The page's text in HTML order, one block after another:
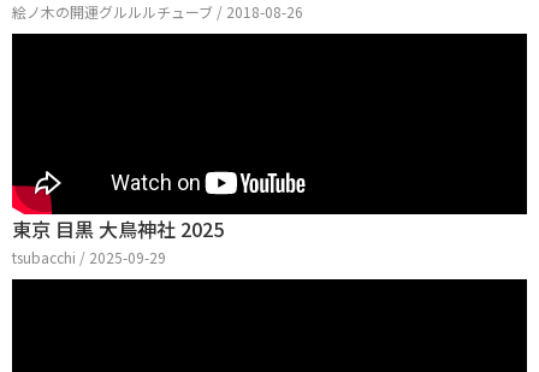
絵ノ木の開運グルルルチューブ / 2018-08-26
東京 目黒 大鳥神社 2025
tsubacchi / 2025-09-29